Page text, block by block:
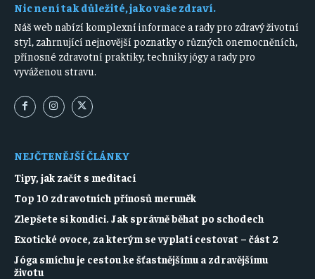
Nic není tak důležité, jako vaše zdraví.
Náš web nabízí komplexní informace a rady pro zdravý životní
styl, zahrnující nejnovější poznatky o různých onemocněních,
přínosné zdravotní praktiky, techniky jógy a rady pro
vyváženou stravu.
NEJČTENĚJŠÍ ČLÁNKY
Tipy, jak začít s meditací
Top 10 zdravotních přínosů meruněk
Zlepšete si kondici. Jak správně běhat po schodech
Exotické ovoce, za kterým se vyplatí cestovat – část 2
Jóga smíchu je cestou ke šťastnějšímu a zdravějšímu
životu